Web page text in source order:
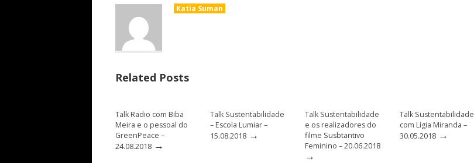
Katia Suman
Related Posts
Talk Radio com Biba
Meira e o pessoal do
GreenPeace –
24.08.2018 →
Talk Sustentabilidade
– Escola Lumiar –
15.08.2018 →
Talk Sustentabilidade
e os realizadores do
filme Susbtantivo
Feminino – 20.06.2018
→
Talk Sustentabilidade
com Lígia Miranda –
30.05.2018 →